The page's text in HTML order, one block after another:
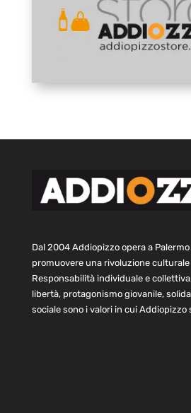
Dal 2004 Addiopizzo opera a
promuovere una rivoluzione
Responsabilità individuale e
libertà, protagonismo giovanile,
sociale sono i valori in cui Addiopizzo